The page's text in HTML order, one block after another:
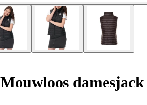
Mouwloos damesjack